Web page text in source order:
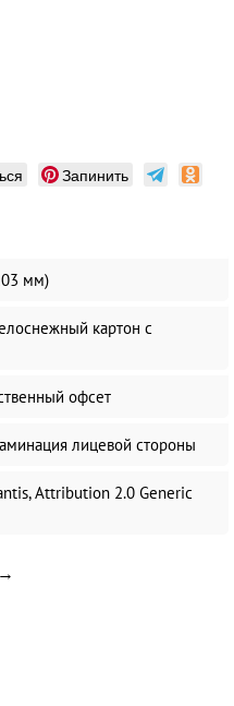
Запинить
мм)
картон с
офсет
лицевой стороны
Attribution 2.0 Generic